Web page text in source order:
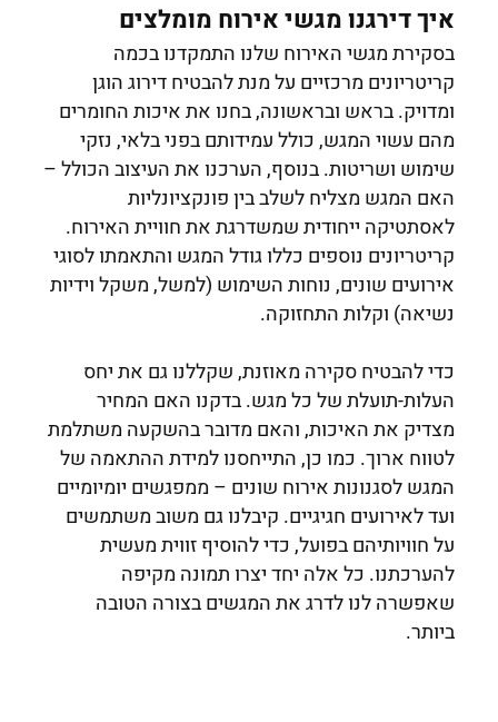
איך דירגנו מגשי אירוח מומלצים
בסקירת מגשי האירוח שלנו התמקדנו בכמה
קריטריונים מרכזיים על מנת להבטיח דירוג הוגן
ומדויק. בראש ובראשונה, בחנו את איכות החומרים
מהם עשוי המגש, כולל עמידותם בפני בלאי, נזקי
שימוש ושריטות. בנוסף, הערכנו את העיצוב הכולל –
האם המגש מצליח לשלב בין פונקציונליות
לאסתטיקה ייחודית שמשדרגת את חוויית האירוח.
קריטריונים נוספים כללו גודל המגש והתאמתו לסוגי
אירועים שונים, נוחות השימוש (למשל, משקל וידיות
נשיאה) וקלות התחזוקה.
כדי להבטיח סקירה מאוזנת, שקללנו גם את יחס
העלות-תועלת של כל מגש. בדקנו האם המחיר
מצדיק את האיכות, והאם מדובר בהשקעה משתלמת
לטווח ארוך. כמו כן, התייחסנו למידת ההתאמה של
המגש לסגנונות אירוח שונים – ממפגשים יומיומיים
ועד לאירועים חגיגיים. קיבלנו גם משוב משתמשים
על חוויותיהם בפועל, כדי להוסיף זווית מעשית
להערכתנו. כל אלה יחד יצרו תמונה מקיפה
שאפשרה לנו לדרג את המגשים בצורה הטובה
ביותר.